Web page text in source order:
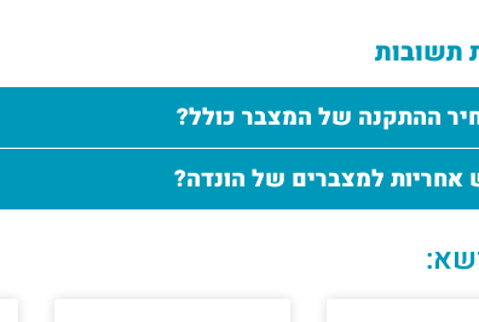
תשובות
ההתקנה של המצבר כולל?
אחריות למצברים של הונדה?